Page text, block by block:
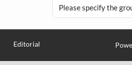
Please specify the
Editorial